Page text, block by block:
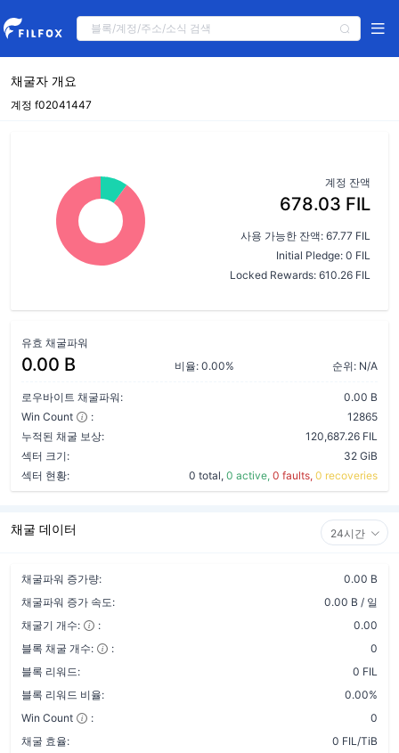
채굴자 개요
계정 f02041447
계정 잔액
678.03 FIL
사용 가능한 잔액: 67.77 FIL
Initial Pledge: 0 FIL
Locked Rewards: 610.26 FIL
유효 채굴파워
0.00 B 비율: 0.00% 순위: N/A
로우바이트 채굴파워:
0.00 B
Win Count
:
12865
누적된 채굴 보상:
120,687.26 FIL
섹터 크기:
32 GiB
섹터 현황:
0 total, 0 active, 0 faults, 0 recoveries
채굴 데이터 24시간
채굴파워 증가량:
0.00 B
채굴파워 증가 속도:
0.00 B / 일
채굴기 개수:
:
0.00
블록 채굴 개수:
:
0
블록 리워드:
0 FIL
블록 리워드 비율:
0.00%
Win Count
:
0
채굴 효율:
0 FIL/TiB